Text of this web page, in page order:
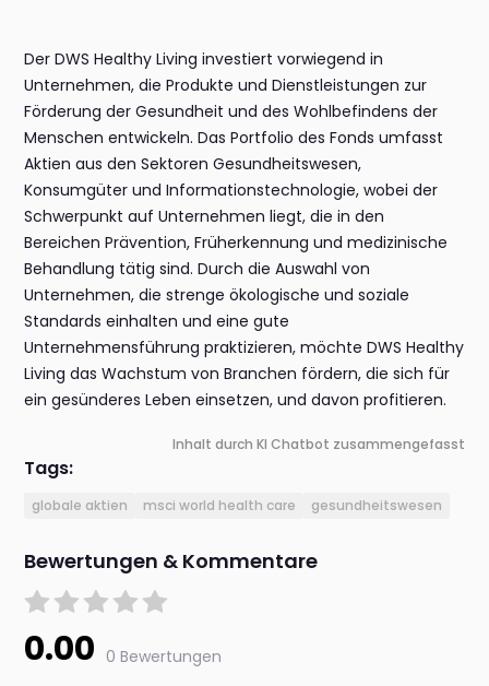
Der DWS Healthy Living investiert vorwiegend in
Unternehmen, die Produkte und Dienstleistungen zur
Förderung der Gesundheit und des Wohlbefindens der
Menschen entwickeln. Das Portfolio des Fonds umfasst
Aktien aus den Sektoren Gesundheitswesen,
Konsumgüter und Informationstechnologie, wobei der
Schwerpunkt auf Unternehmen liegt, die in den
Bereichen Prävention, Früherkennung und medizinische
Behandlung tätig sind. Durch die Auswahl von
Unternehmen, die strenge ökologische und soziale
Standards einhalten und eine gute
Unternehmensführung praktizieren, möchte DWS Healthy
Living das Wachstum von Branchen fördern, die sich für
ein gesünderes Leben einsetzen, und davon profitieren.
Inhalt durch KI Chatbot zusammengefasst
Tags:
globale aktien msci world health care gesundheitswesen
Bewertungen & Kommentare
0.00 0 Bewertungen